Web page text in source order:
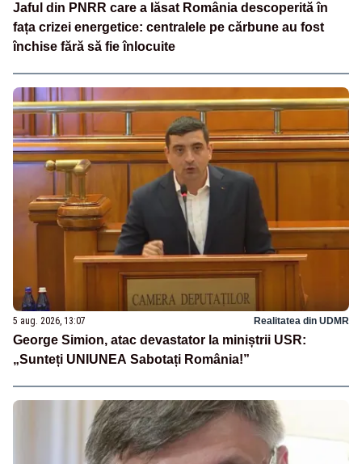
Jaful din PNRR care a lăsat România descoperită în
fața crizei energetice: centralele pe cărbune au fost
închise fără să fie înlocuite
5 aug. 2026, 13:07 Realitatea din UDMR
George Simion, atac devastator la miniștrii USR:
„Sunteți UNIUNEA Sabotați România!”